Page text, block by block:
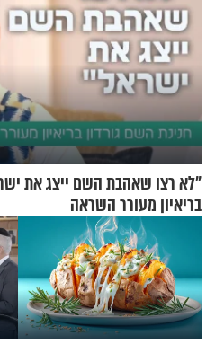
"לא רצו שאהבת השם ייצג את
בריאיון מעורר השראה